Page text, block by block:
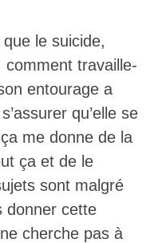
le suicide,
comment travaille-
entourage a
qu’elle se
me donne de la
ça et de le
sont malgré
donner cette
cherche pas à